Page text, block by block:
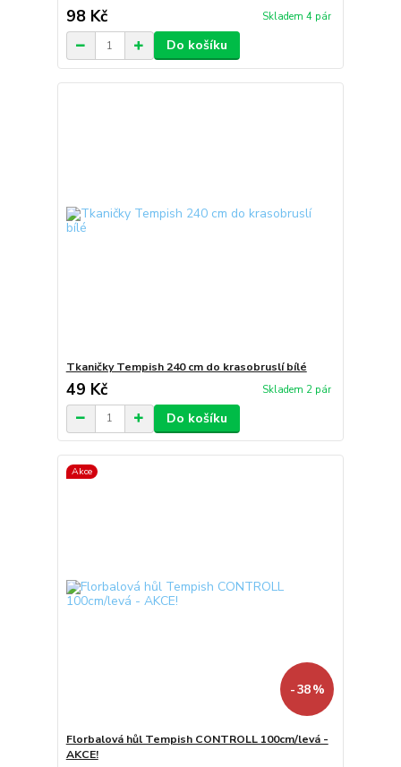
98 Kč Skladem 4 pár
Do košíku
Tkaničky Tempish 240 cm do krasobruslí bílé
49 Kč Skladem 2 pár
Do košíku
Akce
- 38 %
Florbalová hůl Tempish CONTROLL 100cm/levá -
AKCE!